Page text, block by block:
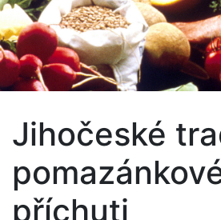
Jihočeské
příchuti